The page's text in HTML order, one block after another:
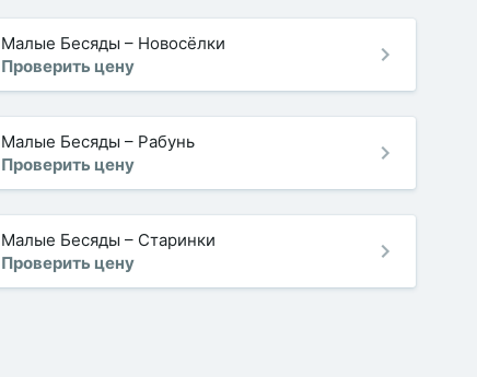
Малые Бесяды – Новосёлки
Проверить цену
Малые Бесяды – Рабунь
Проверить цену
Малые Бесяды – Старинки
Проверить цену